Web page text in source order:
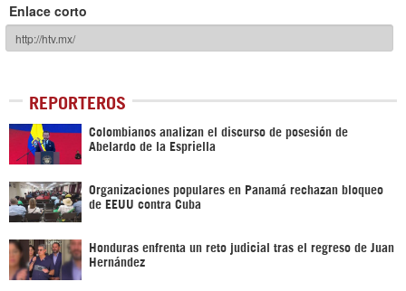
Enlace corto
REPORTEROS
Colombianos analizan el discurso de posesión de
Abelardo de la Espriella
Organizaciones populares en Panamá rechazan bloqueo
de EEUU contra Cuba
Honduras enfrenta un reto judicial tras el regreso de Juan
Hernández